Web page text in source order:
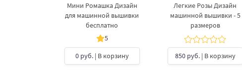
Мини Ромашка Дизайн
для машинной вышивки
бесплатно
5
0 руб.| В корзину
Легкие Розы Дизайн
машинной вышивки - 5
размеров
850 руб.| В корзину